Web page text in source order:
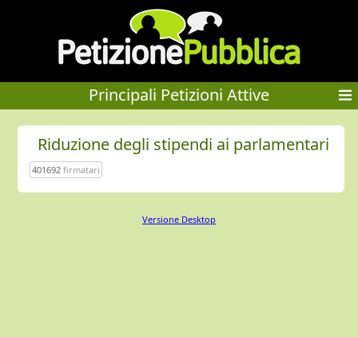
Principali Petizioni Attive
Riduzione degli stipendi ai parlamentari
401692firmatari
Versione Desktop